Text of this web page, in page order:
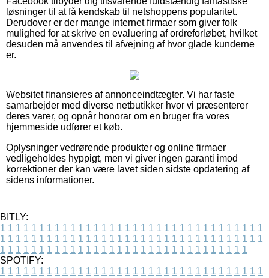
løsninger til at få kendskab til netshoppens popularitet.
Derudover er der mange internet firmaer som giver folk
mulighed for at skrive en evaluering af ordreforløbet, hvilket
desuden må anvendes til afvejning af hvor glade kunderne
er.
Websitet finansieres af annonceindtægter. Vi har faste
samarbejder med diverse netbutikker hvor vi præsenterer
deres varer, og opnår honorar om en bruger fra vores
hjemmeside udfører et køb.
Oplysninger vedrørende produkter og online firmaer
vedligeholdes hyppigt, men vi giver ingen garanti imod
korrektioner der kan være lavet siden sidste opdatering af
sidens informationer.
BITLY:
1 1 1 1 1 1 1 1 1 1 1 1 1 1 1 1 1 1 1 1 1 1 1 1 1 1 1 1 1 1 1 1 1 1
1 1 1 1 1 1 1 1 1 1 1 1 1 1 1 1 1 1 1 1 1 1 1 1 1 1 1 1 1 1 1 1 1 1
1 1 1 1 1 1 1 1 1 1 1 1 1 1 1 1 1 1 1 1 1 1 1 1 1 1 1 1 1 1 1 1
SPOTIFY:
1 1 1 1 1 1 1 1 1 1 1 1 1 1 1 1 1 1 1 1 1 1 1 1 1 1 1 1 1 1 1 1 1 1